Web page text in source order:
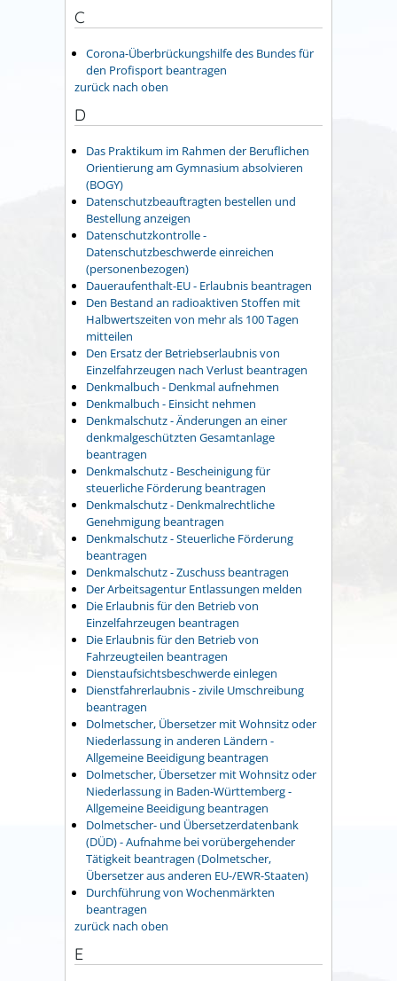
C
Corona-Überbrückungshilfe des Bundes für
den Profisport beantragen
zurück nach oben
D
Das Praktikum im Rahmen der Beruflichen
Orientierung am Gymnasium absolvieren
(BOGY)
Datenschutzbeauftragten bestellen und
Bestellung anzeigen
Datenschutzkontrolle -
Datenschutzbeschwerde einreichen
(personenbezogen)
Daueraufenthalt-EU - Erlaubnis beantragen
Den Bestand an radioaktiven Stoffen mit
Halbwertszeiten von mehr als 100 Tagen
mitteilen
Den Ersatz der Betriebserlaubnis von
Einzelfahrzeugen nach Verlust beantragen
Denkmalbuch - Denkmal aufnehmen
Denkmalbuch - Einsicht nehmen
Denkmalschutz - Änderungen an einer
denkmalgeschützten Gesamtanlage
beantragen
Denkmalschutz - Bescheinigung für
steuerliche Förderung beantragen
Denkmalschutz - Denkmalrechtliche
Genehmigung beantragen
Denkmalschutz - Steuerliche Förderung
beantragen
Denkmalschutz - Zuschuss beantragen
Der Arbeitsagentur Entlassungen melden
Die Erlaubnis für den Betrieb von
Einzelfahrzeugen beantragen
Die Erlaubnis für den Betrieb von
Fahrzeugteilen beantragen
Dienstaufsichtsbeschwerde einlegen
Dienstfahrerlaubnis - zivile Umschreibung
beantragen
Dolmetscher, Übersetzer mit Wohnsitz oder
Niederlassung in anderen Ländern -
Allgemeine Beeidigung beantragen
Dolmetscher, Übersetzer mit Wohnsitz oder
Niederlassung in Baden-Württemberg -
Allgemeine Beeidigung beantragen
Dolmetscher- und Übersetzerdatenbank
(DÜD) - Aufnahme bei vorübergehender
Tätigkeit beantragen (Dolmetscher,
Übersetzer aus anderen EU-/EWR-Staaten)
Durchführung von Wochenmärkten
beantragen
zurück nach oben
E